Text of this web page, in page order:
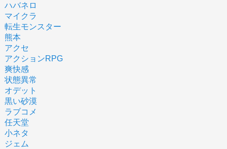
ハバネロ
マイクラ
転生モンスター
熊本
アクセ
アクションRPG
爽快感
状態異常
オデット
黒い砂漠
ラブコメ
任天堂
小ネタ
ジェム